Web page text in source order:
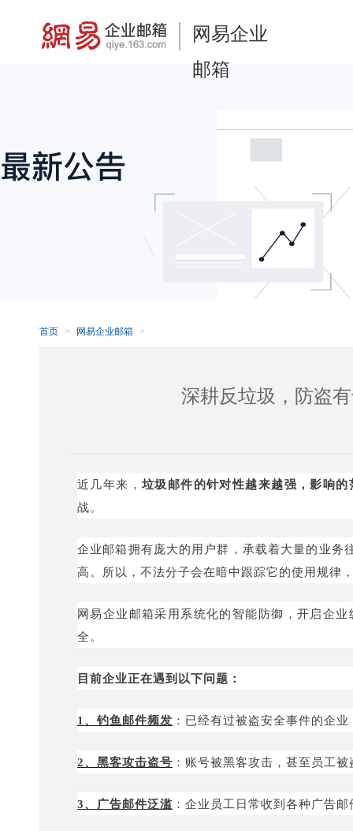
网易企业
邮箱
首页 网易企业邮箱
深耕反垃圾，防盗
近几年来，垃圾邮件的针对性越来越强，影响
战。
企业邮箱拥有庞大的用户群，承载着大量的业务
高。所以，不法分子会在暗中跟踪它的使用规律
网易企业邮箱采用系统化的智能防御，开启企
全。
目前企业正在遇到以下问题：
1、钓鱼邮件频发 ：已经有过被盗安全事件的企
2、黑客攻击盗号 ：账号被黑客攻击，甚至员工
3、广告邮件泛滥 ：企业员工日常收到各种广告